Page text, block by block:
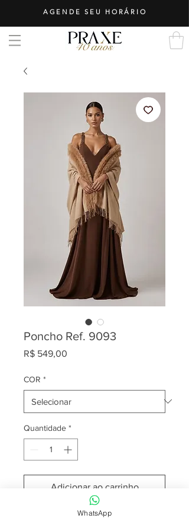
AGENDE SEU HORÁRIO
Poncho Ref. 9093
R$ 549,00
COR *
Quantidade *
Adicionar ao carrinho
WhatsApp